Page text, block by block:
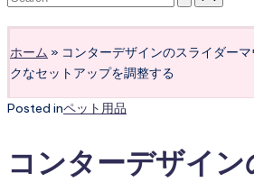
ホーム » コンターデザインのスライダー
クなセットアップを調整する
Posted inペット用品
コンターデザイン